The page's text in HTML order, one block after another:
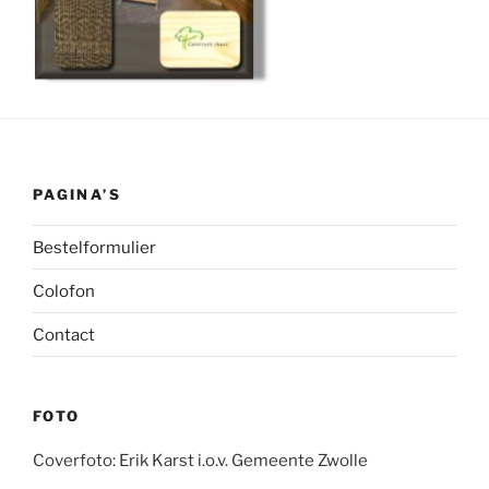
PAGINA’S
Bestelformulier
Colofon
Contact
FOTO
Coverfoto: Erik Karst i.o.v. Gemeente Zwolle